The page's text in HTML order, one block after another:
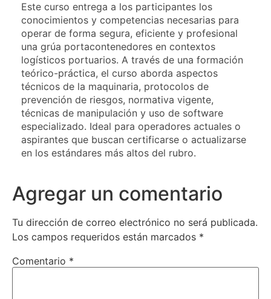
Este curso entrega a los participantes los
conocimientos y competencias necesarias para
operar de forma segura, eficiente y profesional
una grúa portacontenedores en contextos
logísticos portuarios. A través de una formación
teórico-práctica, el curso aborda aspectos
técnicos de la maquinaria, protocolos de
prevención de riesgos, normativa vigente,
técnicas de manipulación y uso de software
especializado. Ideal para operadores actuales o
aspirantes que buscan certificarse o actualizarse
en los estándares más altos del rubro.
Agregar un comentario
Tu dirección de correo electrónico no será publicada.
Los campos requeridos están marcados *
Comentario *